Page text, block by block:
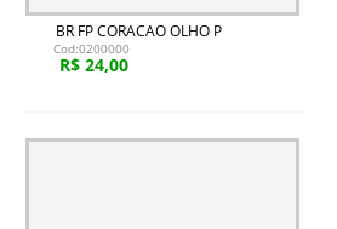
BR FP CORACAO OLHO P
Cod:0200000
R$ 24,00